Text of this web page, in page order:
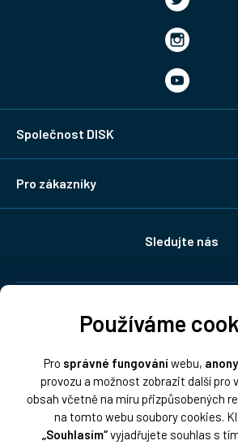
Používáme
Pro správné fungováníwebu,
provozu a možnost zobrazit další pro
obsah včetně na míru přizpůsobených
na tomto webu soubory cookies.
„Souhlasím“vyjadřujete souhlas s
Společnost DISK
Pro zákazníky
Sledujte nás
Platba: